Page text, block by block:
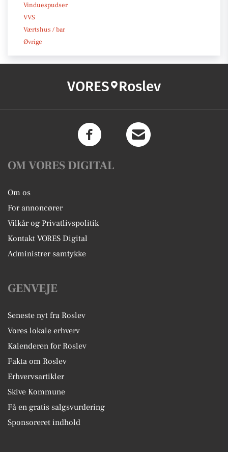
Vinduespudser
VVS
Værtshus / bar
Øvrige
VORES Roslev
OM VORES DIGITAL
Om os
For annoncører
Vilkår og Privatlivspolitik
Kontakt VORES Digital
Administrer samtykke
GENVEJE
Seneste nyt fra Roslev
Vores lokale erhverv
Kalenderen for Roslev
Fakta om Roslev
Erhvervsartikler
Skive Kommune
Få en gratis salgsvurdering
Sponsoreret indhold